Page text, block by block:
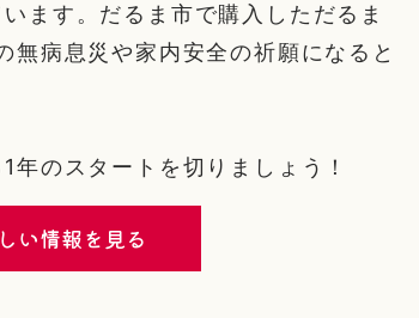
ます。だるま市で購入しただるま
無病息災や家内安全の祈願になると
のスタートを切りましょう！
い情報を見る